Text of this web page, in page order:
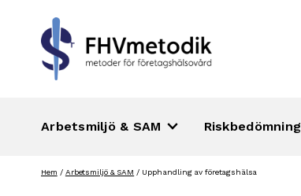
Arbetsmiljö & SAM keyboard_arrow_down Riskbedömning
Hem / Arbetsmiljö & SAM / Upphandling av företagshälsa